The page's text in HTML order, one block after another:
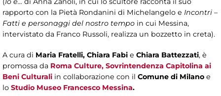
rapporto con la Pietà Rondanini di Michelangelo e Incontri –
Fatti e personaggi del nostro tempo in cui Messina,
intervistato da Franco Russoli, realizza un bozzetto in creta).
A cura di Maria Fratelli, Chiara Fabi e Chiara Battezzati, è
promossa da Roma Culture, Sovrintendenza Capitolina ai
Beni Culturali in collaborazione con il Comune di Milano e
lo Studio Museo Francesco Messina.